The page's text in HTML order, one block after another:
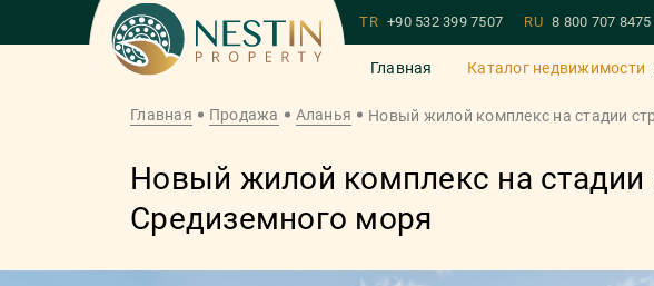
TR +90 532 399 7507 RU 8 800 707 8475
Главная Каталог недвижимости
Главная Продажа Аланья Новый жилой комплекс на стадии
Новый жилой комплекс на
Средиземного моря